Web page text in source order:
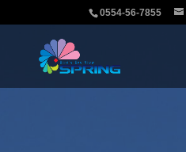
0554-56-7855